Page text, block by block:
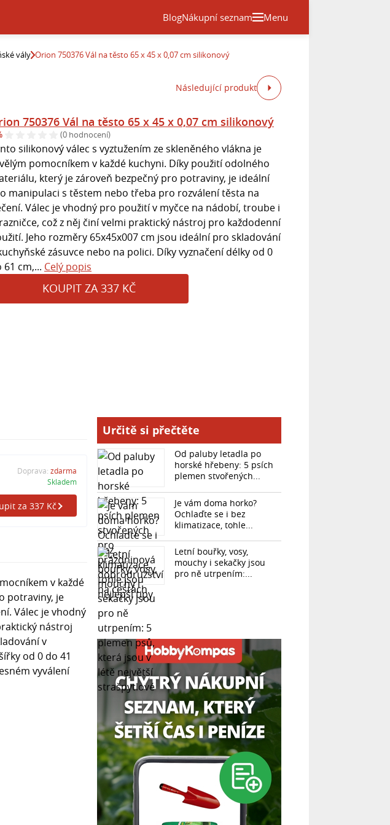
BlogNákupní seznam Menu
vály Orion 750376 Vál na těsto 65 x 45 x 0,07 cm silikonový
Následující produkt
750376 Vál na těsto 65 x 45 x 0,07 cm silikonový
(0 hodnocení)
silikonový válec s vyztužením ze skleněného vlákna je
pomocníkem v každé kuchyni. Díky použití odolného
který je zároveň bezpečný pro potraviny, je ideální
manipulaci s těstem nebo třeba pro rozválení těsta na
Válec je vhodný pro použití v myčce na nádobí, troube i
což z něj činí velmi praktický nástroj pro každodenní
Jeho rozměry 65x45x007 cm jsou ideální pro skladování
zásuvce nebo na polici. Díky vyznačení délky od 0
61 cm,... Celý popis
KOUPIT ZA 337 KČ
Doprava: zdarma
Skladem
za 337 Kč
v každé
potraviny, je
Válec je vhodný
nástroj
v
od 0 do 41
vyválení
Určitě si přečtěte
Od paluby letadla po
horské hřebeny: 5 psích
plemen stvořených...
Je vám doma horko?
Ochlaďte se i bez
klimatizace, tohle...
Letní bouřky, vosy,
mouchy i sekačky jsou
pro ně utrpením:...